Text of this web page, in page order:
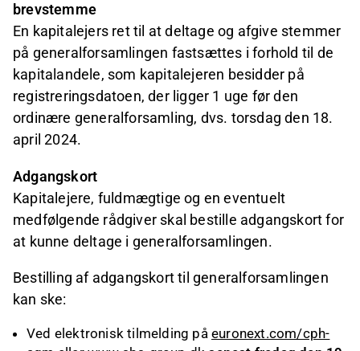
brevstemme
En kapitalejers ret til at deltage og afgive stemmer
på generalforsamlingen fastsættes i forhold til de
kapitalandele, som kapitalejeren besidder på
registreringsdatoen, der ligger 1 uge før den
ordinære generalforsamling, dvs. torsdag den 18.
april 2024.
Adgangskort
Kapitalejere, fuldmægtige og en eventuelt
medfølgende rådgiver skal bestille adgangskort for
at kunne deltage i generalforsamlingen.
Bestilling af adgangskort til generalforsamlingen
kan ske:
Ved elektronisk tilmelding på euronext.com/cph-